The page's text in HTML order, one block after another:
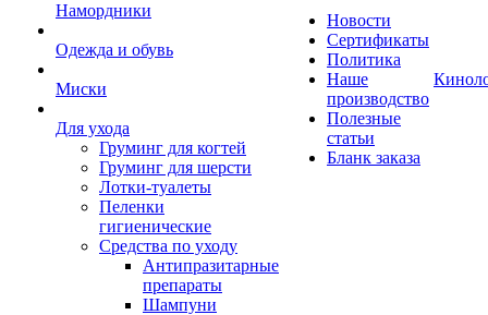
Намордники
Одежда и обувь
Миски
Для ухода
Груминг для когтей
Груминг для шерсти
Лотки-туалеты
Пеленки
гигиенические
Средства по уходу
Антипразитарные
препараты
Шампуни
Новости
Сертификаты
Политика
Наше
производство
Полезные
статьи
Бланк заказа